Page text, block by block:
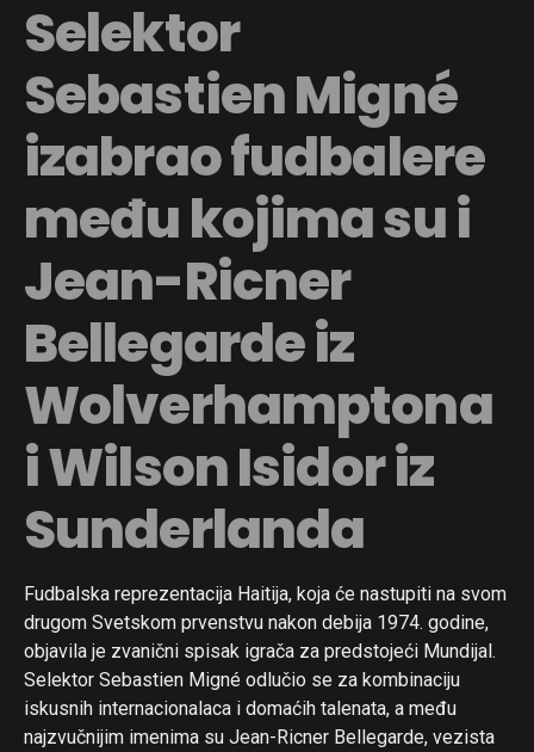
Selektor
Sebastien Migné
izabrao fudbalere
među kojima su i
Jean-Ricner
Bellegarde iz
Wolverhamptona
i Wilson Isidor iz
Sunderlanda
Fudbalska reprezentacija Haitija, koja će nastupiti na svom
drugom Svetskom prvenstvu nakon debija 1974. godine,
objavila je zvanični spisak igrača za predstojeći Mundijal.
Selektor Sebastien Migné odlučio se za kombinaciju
iskusnih internacionalaca i domaćih talenata, a među
najzvučnijim imenima su Jean-Ricner Bellegarde, vezista